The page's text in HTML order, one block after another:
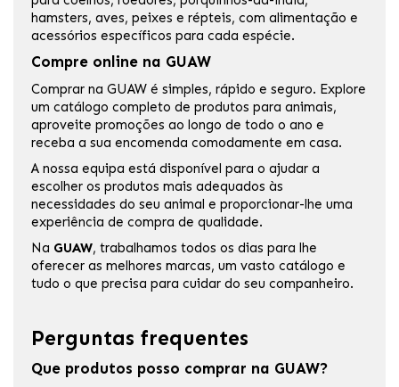
hamsters, aves, peixes e répteis, com alimentação e
acessórios específicos para cada espécie.
Compre online na GUAW
Comprar na GUAW é simples, rápido e seguro. Explore
um catálogo completo de produtos para animais,
aproveite promoções ao longo de todo o ano e
receba a sua encomenda comodamente em casa.
A nossa equipa está disponível para o ajudar a
escolher os produtos mais adequados às
necessidades do seu animal e proporcionar-lhe uma
experiência de compra de qualidade.
Na GUAW, trabalhamos todos os dias para lhe
oferecer as melhores marcas, um vasto catálogo e
tudo o que precisa para cuidar do seu companheiro.
Perguntas frequentes
Que produtos posso comprar na GUAW?